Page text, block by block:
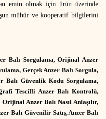
emin olmak için ürün üzerinde
mühür ve kooperatif bilgilerini
Balı Sorgulama, Orijinal Anzer
Gerçek Anzer Balı Sorgula,
Balı Güvenlik Kodu Sorgulama,
Tescilli Anzer Balı Kontrolü,
Anzer Balı Nasıl Anlaşılır,
Balı Güvenilir Satış, Anzer Balı